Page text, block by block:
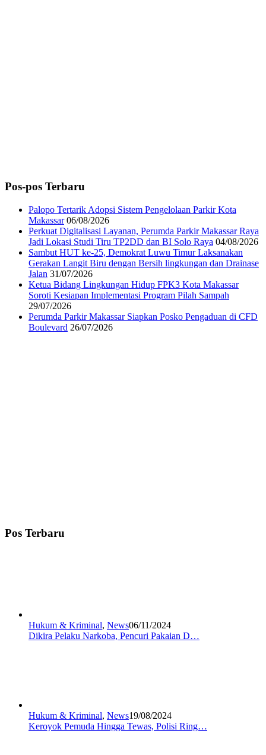
Pos-pos Terbaru
Palopo Tertarik Adopsi Sistem Pengelolaan Parkir Kota
Makassar 06/08/2026
Perkuat Digitalisasi Layanan, Perumda Parkir Makassar Raya
Jadi Lokasi Studi Tiru TP2DD dan BI Solo Raya 04/08/2026
Sambut HUT ke-25, Demokrat Luwu Timur Laksanakan
Gerakan Langit Biru dengan Bersih lingkungan dan Drainase
Jalan 31/07/2026
Ketua Bidang Lingkungan Hidup FPK3 Kota Makassar
Soroti Kesiapan Implementasi Program Pilah Sampah
29/07/2026
Perumda Parkir Makassar Siapkan Posko Pengaduan di CFD
Boulevard 26/07/2026
Pos Terbaru
Hukum & Kriminal, News06/11/2024
Dikira Pelaku Narkoba, Pencuri Pakaian D…
Hukum & Kriminal, News19/08/2024
Keroyok Pemuda Hingga Tewas, Polisi Ring…